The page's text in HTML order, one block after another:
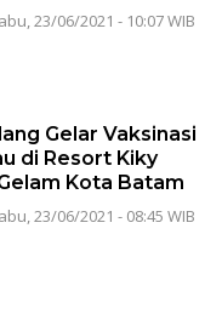
23/06/2021 - 10:07 WIB
Gelar Vaksinasi
di Resort Kiky
Kota Batam
23/06/2021 - 08:45 WIB